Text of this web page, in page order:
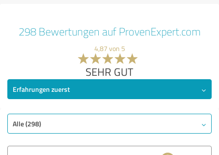
298 Bewertungen auf ProvenExpert.com
4,87 von 5
SEHR GUT
Erfahrungen zuerst
Alle (298)